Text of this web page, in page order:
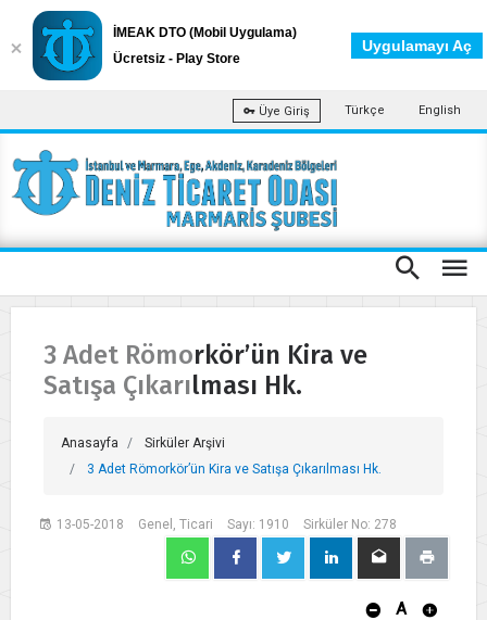
Üye Giriş Türkçe English
3 Adet Römorkör’ün Kira ve
Satışa Çıkarılması Hk.
Anasayfa
Sirküler Arşivi
3 Adet Römorkör’ün Kira ve Satışa Çıkarılması Hk.
13-05-2018 Genel, Ticari Sayı: 1910 Sirküler No: 278
A
İMEAK DTO (Mobil Uygulama)
Ücretsiz - Play Store
Uygulamayı Aç